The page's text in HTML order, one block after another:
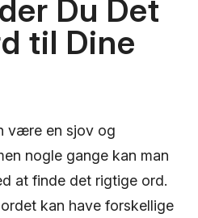
Du Det
til Dine
være en sjov og
nogle gange kan man
at finde det rigtige ord.
kan have forskellige